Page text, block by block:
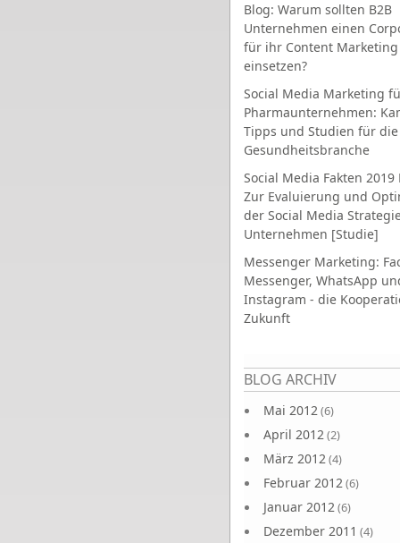
Blog: Warum sollten B2B
Unternehmen einen
für ihr Content Marketing
einsetzen?
Social Media Marketing
Pharmaunternehmen:
Tipps und Studien für die
Gesundheitsbranche
Social Media Fakten 2019
Zur Evaluierung und
der Social Media
Unternehmen [Studie]
Messenger Marketing:
Messenger, WhatsApp
Instagram - die
Zukunft
BLOG ARCHIV
Mai 2012(6)
April 2012(2)
März 2012(4)
Februar 2012(6)
Januar 2012(6)
Dezember 2011 (4)
Seiten